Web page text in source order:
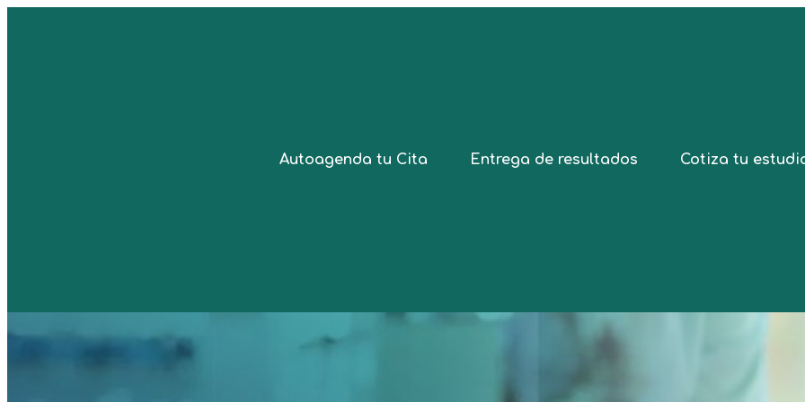
Autoagenda tu Cita Entrega de resultados Cotiza tu